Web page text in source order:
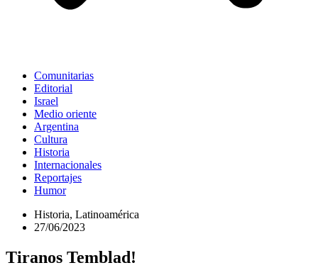
Comunitarias
Editorial
Israel
Medio oriente
Argentina
Cultura
Historia
Internacionales
Reportajes
Humor
Historia, Latinoamérica
27/06/2023
Tiranos Temblad!